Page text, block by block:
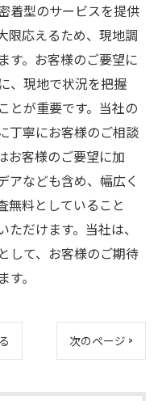
着型のサービスを提供
限応えるため、現地調
す。お客様のご要望に
、現地で状況を把握
とが重要です。当社の
丁寧にお客様のご相談
お客様のご要望に加
アなども含め、幅広く
無料としていること
だけます。当社は、
して、お客様のご期待
。
次のページ >